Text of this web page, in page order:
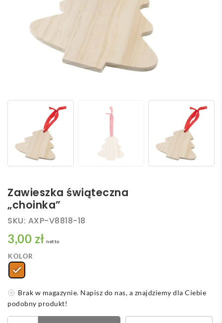
Zawieszka świąteczna
„choinka”
SKU: AXP-V8818-18
3,00 zł netto
KOLOR
Brak w magazynie. Napisz do nas, a znajdziemy dla Ciebie
podobny produkt!